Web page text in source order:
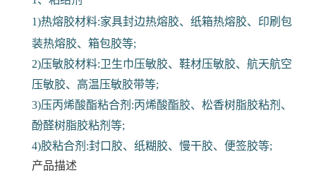
1)热熔胶材料:家具封边热熔胶、纸箱热熔胶、印刷包
装热熔胶、箱包胶等;
2)压敏胶材料:卫生巾压敏胶、鞋材压敏胶、航天航空
压敏胶、高温压敏胶带等;
3)压丙烯酸酯粘合剂:丙烯酸酯胶、松香树脂胶粘剂、
酚醛树脂胶粘剂等;
4)胶粘合剂:封口胶、纸糊胶、慢干胶、便签胶等;
产品描述